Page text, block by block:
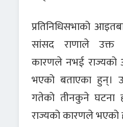
प्रतिनिधिसभाको
सांसद राणाले
कारणले नभई
भएको बताएका
गतेको तीनकुने घटना
राज्यको कारणले भएको